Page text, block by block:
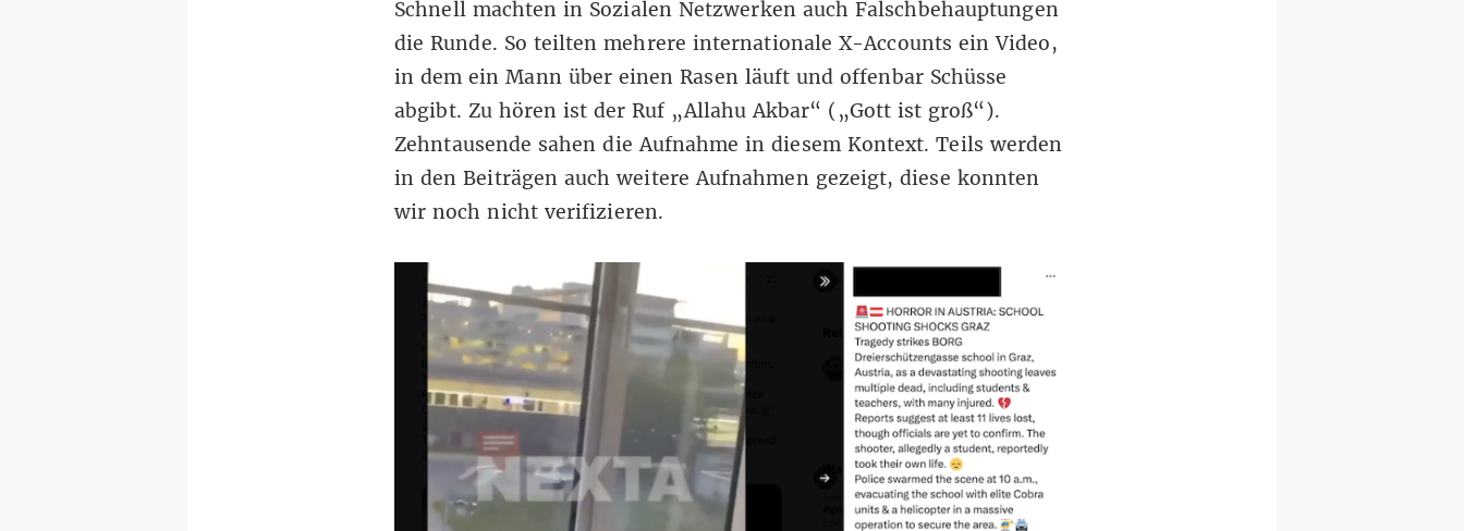
Schnell machten in Sozialen Netzwerken auch Falschbehauptungen
die Runde. So teiltenmehrere internationale X-Accounts ein Video,
in dem ein Mann über einen Rasen läuft und offenbar Schüsse
abgibt. Zu hören ist der Ruf „Allahu Akbar“ („Gott ist groß“).
Zehntausende sahen die Aufnahme in diesem Kontext. Teils werden
in den Beiträgen auch weitere Aufnahmen gezeigt, diese konnten
wir noch nicht verifizieren.